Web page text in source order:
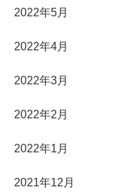
2022年5月
2022年4月
2022年3月
2022年2月
2022年1月
2021年12月